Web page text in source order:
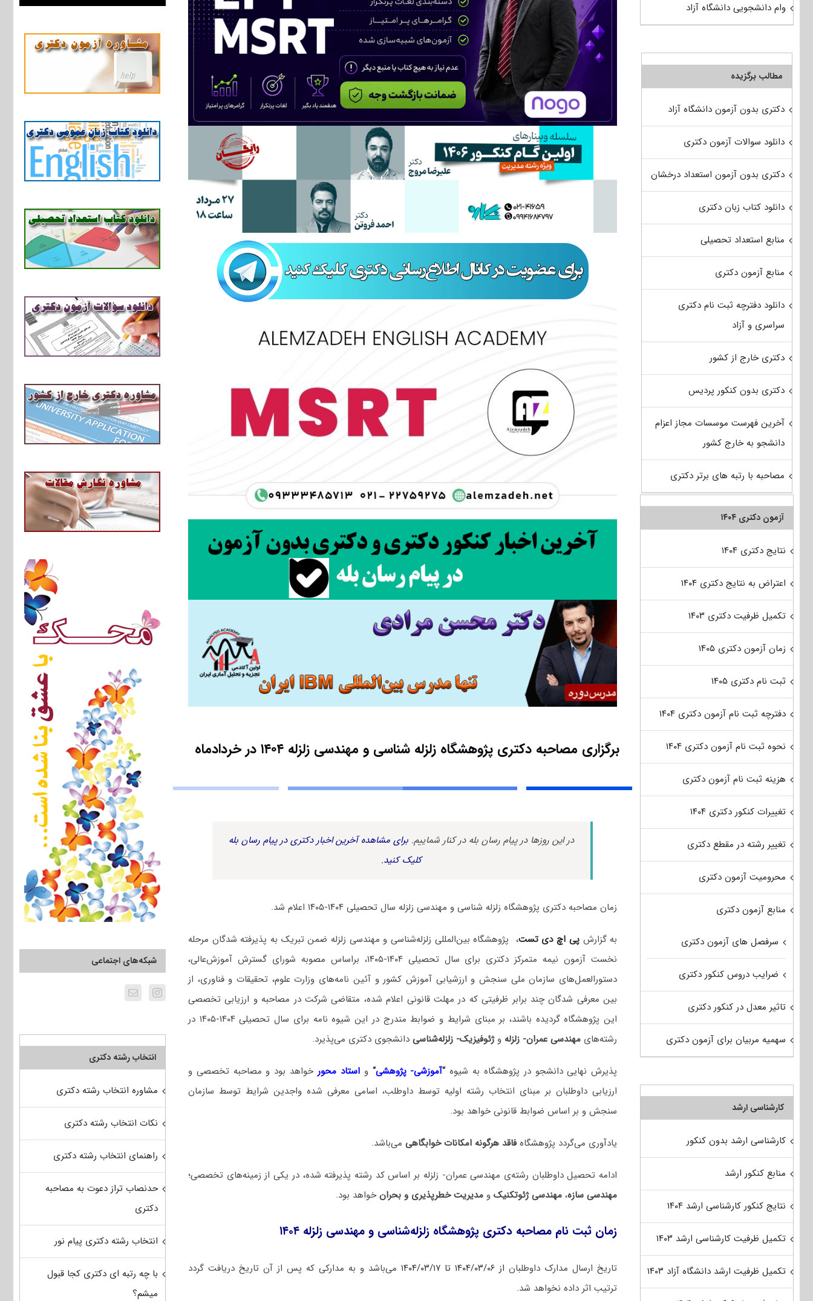
برگزاری مصاحبه دکتری پژوهشگاه زلزله‌ شناسی و مهندسی زلزله ۱۴۰۴ در خردادماه
در این روزها در پیام رسان بله در کنار شماییم. برای مشاهده آخرین اخبار دکتری در پیام رسان بله
کلیک کنید.
زمان مصاحبه دکتری پژوهشگاه زلزله شناسی و مهندسی زلزله سال تحصیلی ۱۴۰۴-۱۴۰۵ اعلام شد.
به گزارش پی اچ دی تست، پژوهشگاه بین‌المللی زلزله‌شناسی و مهندسی زلزله ضمن تبریک به پذیرفته شدگان مرحله
نخست آزمون نیمه متمرکز دکتری برای سال تحصیلی ۱۴۰۴-۱۴۰۵، براساس مصوبه شورای گسترش آموزش‌عالی،
دستورالعمل‌های سازمان ملی سنجش و ارزشیابی آموزش کشور و آئین نامه‌های وزارت علوم، تحقیقات و فناوری، از
بین معرفی شدگان چند برابر ظرفیتی که در مهلت قانونی اعلام شده، متقاضی شرکت در مصاحبه و ارزیابی تخصصی
این پژوهشگاه گردیده باشند، بر مبنای شرایط و ضوابط مندرج در این شیوه نامه برای سال تحصیلی ۱۴۰۴-۱۴۰۵ در
رشته‌های مهندسی عمران- ‌زلزله وژئوفیزیک- زلزله‌شناسیدانشجوی دکتری می‌پذیرد.
پذیرش نهایی دانشجو در پژوهشگاه به شیوه“آموزشی- پژوهشی“ واستاد محورخواهد بود و مصاحبه تخصصی و
ارزیابی داوطلبان بر مبنای انتخاب رشته اولیه توسط داوطلب، اسامی معرفی شده واجدین شرایط توسط سازمان
سنجش و بر اساس ضوابط قانونی خواهد بود.
یادآوری می‌گردد پژوهشگاهفاقد هرگونه امکانات خوابگاهیمی‌باشد.
ادامه تحصیل داوطلبان رشته‌ی مهندسی عمران- زلزله بر اساس کد رشته پذیرفته شده، در یکی از زمینه‌های تخصصی؛
مهندسی سازه، مهندسی ژئوتکنیکو مدیریت خطرپذیری و بحرانخواهد بود.
زمان ثبت نام مصاحبه دکتری پژوهشگاه زلزله‌‌شناسی و مهندسی زلزله ۱۴۰۴
تاریخ ارسال مدارک داوطلبان از ۱۴۰۴/۰۳/۰۶ تا ۱۴۰۴/۰۳/۱۷
می‌باشد و به مدارکی که پس از آن تاریخ دریافت گردد
ترتیب اثر داده نخواهد شد.
شبکه‌های اجتماعی
انتخاب رشته دکتری
مشاوره انتخاب رشته دکتری
نکات انتخاب رشته دکتری
راهنمای انتخاب رشته دکتری
حدنصاب تراز دعوت به مصاحبه
دکتری
انتخاب رشته دکتری پیام نور
با چه رتبه ای دکتری کجا قبول
میشم؟
وام دانشجویی دانشگاه آزاد
مطالب برگزیده
دکتری بدون آزمون دانشگاه آزاد
دانلود سوالات آزمون دکتری
دکتری بدون آزمون استعداد درخشان
دانلود کتاب زبان دکتری
منابع استعداد تحصیلی
منابع آزمون دکتری
دانلود دفترچه ثبت نام دکتری
سراسری و آزاد
دکتری خارج از کشور
دکتری بدون کنکور پردیس
آخرین فهرست موسسات مجاز اعزام
دانشجو به خارج کشور
مصاحبه با رتبه های برتر دکتری
آزمون دکتری ۱۴۰۴
نتایج دکتری ۱۴۰۴
اعتراض به نتایج دکتری ۱۴۰۴
تکمیل ظرفیت دکتری ۱۴۰۳
زمان آزمون دکتری ۱۴۰۵
ثبت نام دکتری ۱۴۰۵
دفترچه ثبت نام آزمون دکتری ۱۴۰۴
نحوه ثبت نام آزمون دکتری ۱۴۰۴
هزینه ثبت نام آزمون دکتری
تغییرات کنکور دکتری ۱۴۰۴
تغییر رشته در مقطع دکتری
محرومیت آزمون دکتری
منابع آزمون دکتری
سرفصل های آزمون دکتری
ضرایب دروس کنکور دکتری
تاثیر معدل در کنکور دکتری
سهمیه مربیان برای آزمون دکتری
کارشناسی ارشد
کارشناسی ارشد بدون کنکور
منابع کنکور ارشد
نتایج کنکور کارشناسی ارشد ۱۴۰۴
تکمیل ظرفیت کارشناسی ارشد ۱۴۰۳
تکمیل ظرفیت ارشد دانشگاه آزاد ۱۴۰۳